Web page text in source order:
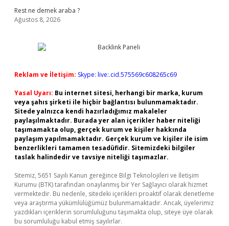
Rest ne demek araba ?
Ağustos 8, 2026
Reklam ve İletişim: Skype: live:.cid.575569c608265c69
Yasal Uyarı: Bu internet sitesi, herhangi bir marka, kurum
veya şahıs şirketi ile hiçbir bağlantısı bulunmamaktadır.
Sitede yalnızca kendi hazırladığımız makaleler
paylaşılmaktadır. Burada yer alan içerikler haber niteliği
taşımamakta olup, gerçek kurum ve kişiler hakkında
paylaşım yapılmamaktadır. Gerçek kurum ve kişiler ile isim
benzerlikleri tamamen tesadüfidir. Sitemizdeki bilgiler
taslak halindedir ve tavsiye niteliği taşımazlar.
Sitemiz, 5651 Sayılı Kanun gereğince Bilgi Teknolojileri ve İletişim
Kurumu (BTK) tarafından onaylanmış bir Yer Sağlayıcı olarak hizmet
vermektedir. Bu nedenle, sitedeki içerikleri proaktif olarak denetleme
veya araştırma yükümlülüğümüz bulunmamaktadır. Ancak, üyelerimiz
yazdıkları içeriklerin sorumluluğunu taşımakta olup, siteye üye olarak
bu sorumluluğu kabul etmiş sayılırlar.